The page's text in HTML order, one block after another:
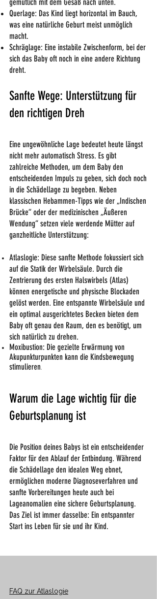
gemütlich mit dem Gesäß nach unten.
Querlage: Das Kind liegt horizontal im Bauch,
was eine natürliche Geburt meist unmöglich
macht.
Schräglage: Eine instabile Zwischenform, bei der
sich das Baby oft noch in eine andere Richtung
dreht.
Sanfte Wege: Unterstützung für
den richtigen Dreh
Eine ungewöhnliche Lage bedeutet heute längst
nicht mehr automatisch Stress. Es gibt
zahlreiche Methoden, um dem Baby den
entscheidenden Impuls zu geben, sich doch noch
in die Schädellage zu begeben. Neben
klassischen Hebammen-Tipps wie der „Indischen
Brücke“ oder der medizinischen „Äußeren
Wendung“ setzen viele werdende Mütter auf
ganzheitliche Unterstützung:
Atlaslogie: Diese sanfte Methode fokussiert sich
auf die Statik der Wirbelsäule. Durch die
Zentrierung des ersten Halswirbels (Atlas)
können energetische und physische Blockaden
gelöst werden. Eine entspannte Wirbelsäule und
ein optimal ausgerichtetes Becken bieten dem
Baby oft genau den Raum, den es benötigt, um
sich natürlich zu drehen.
Moxibustion: Die gezielte Erwärmung von
Akupunkturpunkten kann die Kindsbewegung
stimulieren.
Warum die Lage wichtig für die
Geburtsplanung ist
Die Position deines Babys ist ein entscheidender
Faktor für den Ablauf der Entbindung. Während
die Schädellage den idealen Weg ebnet,
ermöglichen moderne Diagnoseverfahren und
sanfte Vorbereitungen heute auch bei
Lageanomalien eine sichere Geburtsplanung.
Das Ziel ist immer dasselbe: Ein entspannter
Start ins Leben für sie und ihr Kind.
FAQ zur Atlaslogie